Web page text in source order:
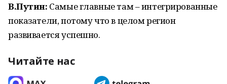
В.Путин: Самые главные там – интегрированные
показатели, потому что в целом регион
развивается успешно.
Читайте нас